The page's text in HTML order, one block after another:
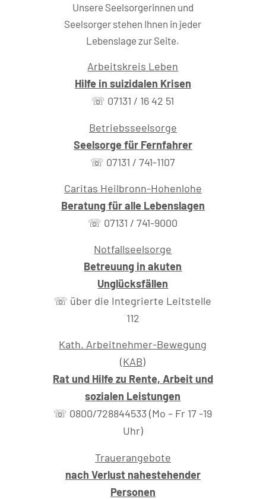
Unsere Seelsorgerinnen und
Seelsorger stehen Ihnen in jeder
Lebenslage zur Seite.
Arbeitskreis Leben
Hilfe in suizidalen Krisen
☏ 07131 / 16 42 51
Betriebsseelsorge
Seelsorge für Fernfahrer
☏ 07131 / 741-1107
Caritas Heilbronn-Hohenlohe
Beratung für alle Lebenslagen
☏ 07131 / 741-9000
Notfallseelsorge
Betreuung in akuten
Unglücksfällen
☏ über die Integrierte Leitstelle
112
Kath. Arbeitnehmer-Bewegung
(KAB)
Rat und Hilfe zu Rente, Arbeit und
sozialen Leistungen
☏ 0800/728844533 (Mo – Fr 17 -19
Uhr)
Trauerangebote
nach Verlust nahestehender
Personen